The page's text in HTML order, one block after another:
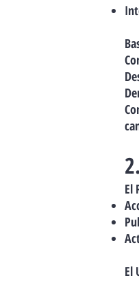
El
El